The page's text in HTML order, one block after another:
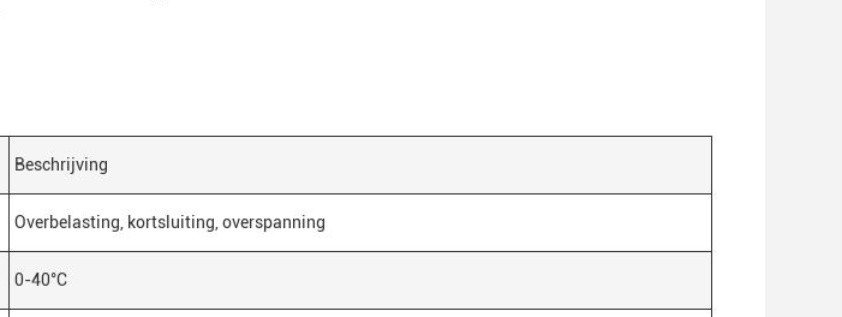
Beschrijving
Overbelasting, kortsluiting, overspanning
0-40°C